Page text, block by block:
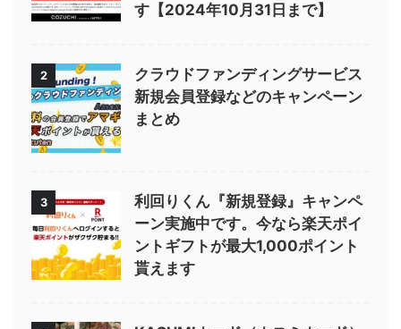
す【2024年10月31日まで】
2
クラウドファンディングサービス
新規会員登録などのキャンペーン
まとめ
3
利回りくん『新規登録』キャンペ
ーン実施中です。今なら楽天ポイ
ントギフトが最大1,000ポイント
貰えます